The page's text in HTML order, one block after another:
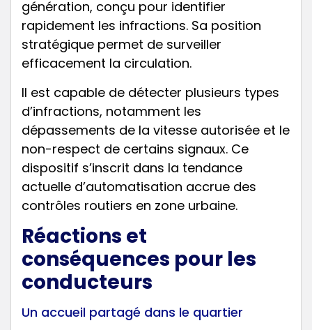
génération, conçu pour identifier
rapidement les infractions. Sa position
stratégique permet de surveiller
efficacement la circulation.
Il est capable de détecter plusieurs types
d’infractions, notamment les
dépassements de la vitesse autorisée et le
non-respect de certains signaux. Ce
dispositif s’inscrit dans la tendance
actuelle d’automatisation accrue des
contrôles routiers en zone urbaine.
Réactions et
conséquences pour les
conducteurs
Un accueil partagé dans le quartier